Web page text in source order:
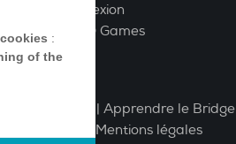
de jeux de réflexion
© 2025,
GOTO Games
|Apprendre le Bridge
Mentions légales